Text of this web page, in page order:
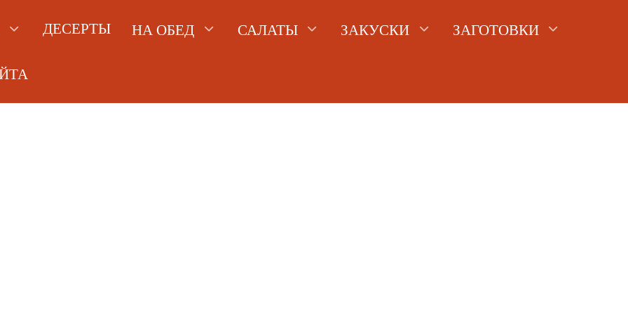
ДЕСЕРТЫ НА ОБЕД САЛАТЫ ЗАКУСКИ ЗАГОТОВКИ